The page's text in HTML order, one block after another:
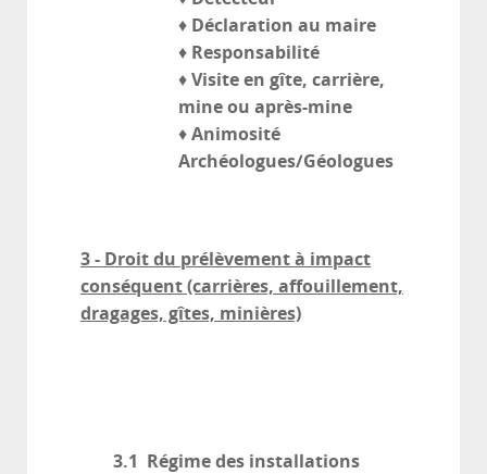
♦ Déclaration au maire
♦ Responsabilité
♦ Visite en gîte, carrière,
mine ou après-mine
♦ Animosité
Archéologues/Géologues
3 - Droit du prélèvement à impact
conséquent (carrières, affouillement,
dragages, gîtes, minières)
3.1 Régime des installations